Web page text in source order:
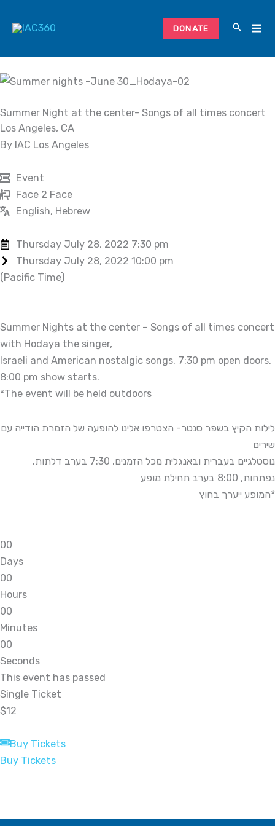
DONATE
Summer Night at the center- Songs of all times concert
Los Angeles, CA
By IAC Los Angeles
Event
Face 2 Face
English, Hebrew
Thursday July 28, 2022 7:30 pm
Thursday July 28, 2022 10:00 pm
(Pacific Time)
Summer Nights at the center – Songs of all times concert
with Hodaya the singer,
Israeli and American nostalgic songs. 7:30 pm open doors,
8:00 pm show starts.
*The event will be held outdoors
לילות הקיץ בשפר סנטר- הצטרפו אלינו להופעה של הזמרת הודייה עם
שירים
.נוסטלגיים בעברית ובאנגלית מכל הזמנים. 7:30 בערב דלתות
נפתחות, 8:00 בערב תחילת מופע
המופע ייערך בחוץ*
00
Days
00
Hours
00
Minutes
00
Seconds
This event has passed
Single Ticket
$12
Buy Tickets
Buy Tickets